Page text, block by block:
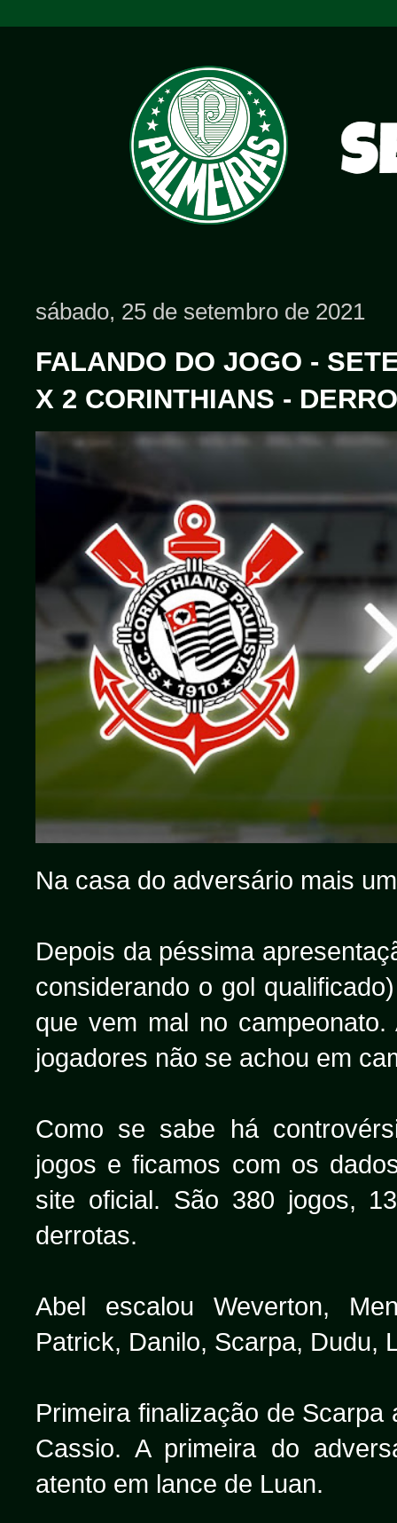
sábado, 25 de setembro de 2021
FALANDO DO JOGO -
X 2 CORINTHIANS -
Na casa do adversário mais
Depois da péssima
considerando o gol
que vem mal no
jogadores não se achou em
Como se sabe há
jogos e ficamos com os
site oficial. São 380 jogos,
derrotas.
Abel escalou Weverton,
Patrick, Danilo, Scarpa, Dudu,
Primeira finalização de
Cassio. A primeira do
atento em lance de Luan.